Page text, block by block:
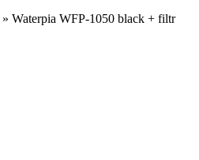
» Waterpia WFP-1050 black + filtr